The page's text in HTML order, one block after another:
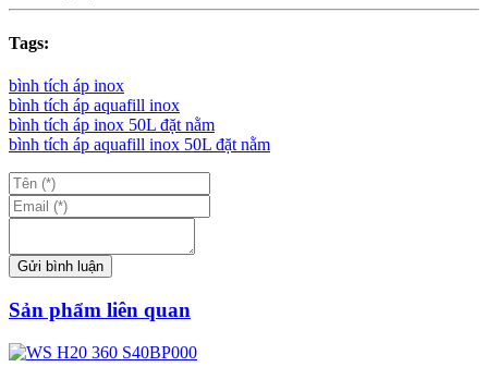
Tags:
bình tích áp inox
bình tích áp aquafill inox
bình tích áp inox 50L đặt nằm
bình tích áp aquafill inox 50L đặt nằm
Sản phẩm liên quan